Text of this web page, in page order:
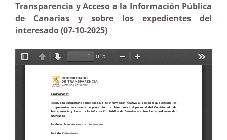
Transparencia y Acceso a la Información Pública
de Canarias y sobre los expedientes del
interesado (07-10-2025)